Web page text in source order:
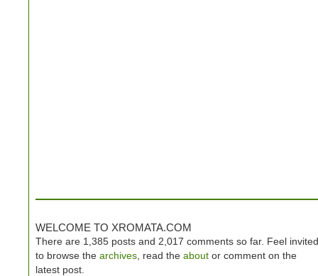
WELCOME TO XROMATA.COM
There are 1,385 posts and 2,017 comments so far. Feel invited
to browse the archives , read the about or comment on the
latest post.